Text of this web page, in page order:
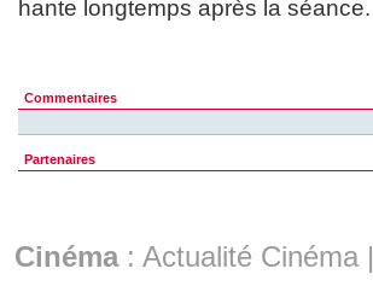
hante longtemps après la séance.
Commentaires
Partenaires
Cinéma: Actualité Cinéma |